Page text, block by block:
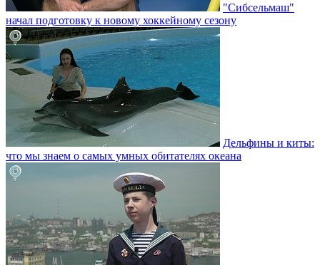
"Сибсельмаш"
начал подготовку к новому хоккейному сезону
Дельфины и киты:
что мы знаем о самых умных обитателях океана